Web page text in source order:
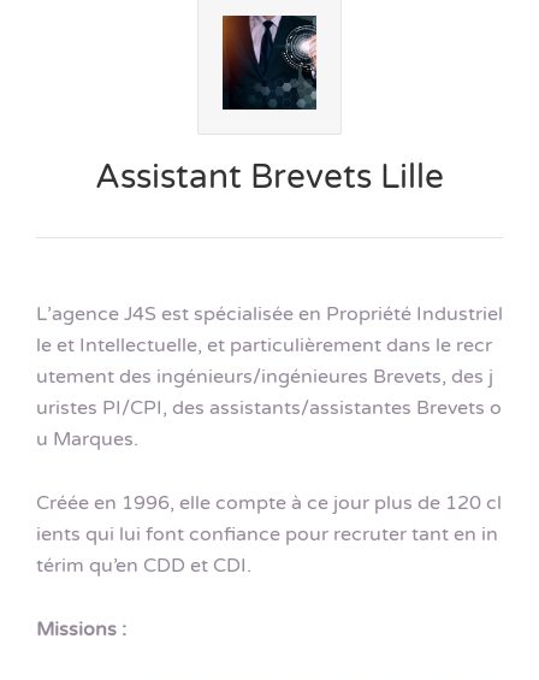
Assistant Brevets Lille
L’agence J4S est spécialisée en Propriété Industriel
le et Intellectuelle, et particulièrement dans le recr
utement des ingénieurs/ingénieures Brevets, des j
uristes PI/CPI, des assistants/assistantes Brevets o
u Marques.
Créée en 1996, elle compte à ce jour plus de 120 cl
ients qui lui font confiance pour recruter tant en in
térim qu’en CDD et CDI.
Missions :